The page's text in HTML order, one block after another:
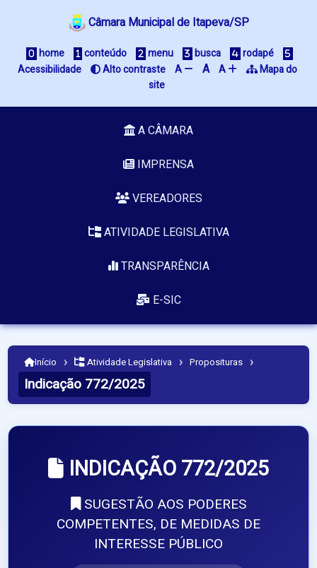
Câmara Municipal de Itapeva/SP
home conteúdo menu busca
rodapé
Acessibilidade
Alto contraste A A A
Mapa do
site
A CÂMARA
IMPRENSA
VEREADORES
ATIVIDADE LEGISLATIVA
TRANSPARÊNCIA
E-SIC
Início › Atividade Legislativa › Proposituras ›
Indicação 772/2025
INDICAÇÃO 772/2025
SUGESTÃO AOS PODERES
COMPETENTES, DE MEDIDAS DE
INTERESSE PÚBLICO